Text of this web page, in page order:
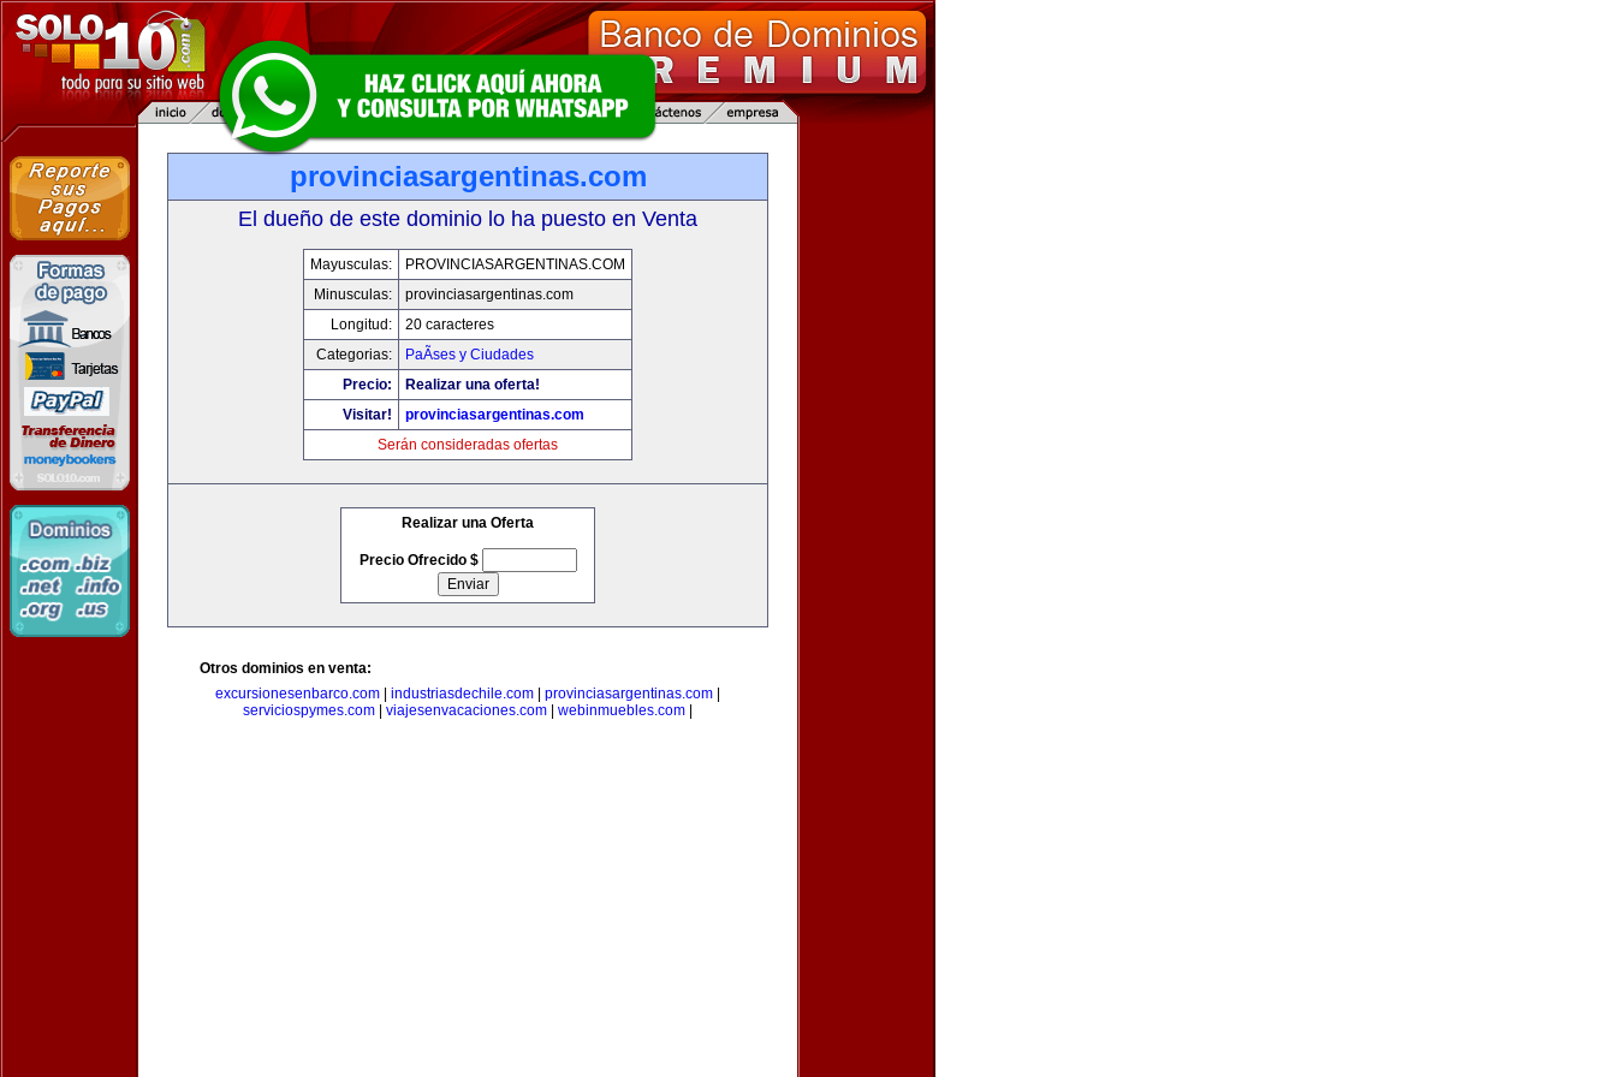
provinciasargentinas.com
El dueño de este dominio lo ha puesto en Venta
Mayusculas:
PROVINCIASARGENTINAS.COM
Minusculas:
provinciasargentinas.com
Longitud:
20 caracteres
Categorias:
PaÃ­ses y Ciudades
Precio:
Realizar una oferta!
Visitar!
provinciasargentinas.com
Serán consideradas ofertas
Realizar una Oferta
Precio Ofrecido $
Otros dominios en venta:
excursionesenbarco.com
industriasdechile.com provinciasargentinas.com
serviciospymes.com
viajesenvacaciones.com webinmuebles.com